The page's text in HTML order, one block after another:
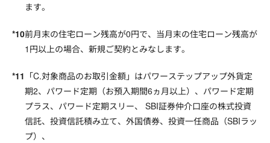
ます。
前月末の住宅ローン残高が0円で、当月末の住宅ローン残高が
1円以上の場合、新規ご契約とみなします。
「C.対象商品のお取引金額」はパワーステップアップ外貨定
期2、パワード定期（お預入期間6ヵ月以上）、パワード定期
プラス、パワード定期スリー、 SBI証券仲介口座の株式投資
信託、投資信託積み立て、外国債券、投資一任商品（SBIラッ
プ）、